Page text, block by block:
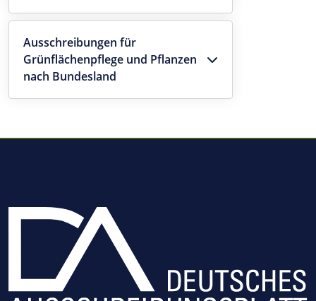
Ausschreibungen für
Grünflächenpflege und Pflanzen
nach Bundesland